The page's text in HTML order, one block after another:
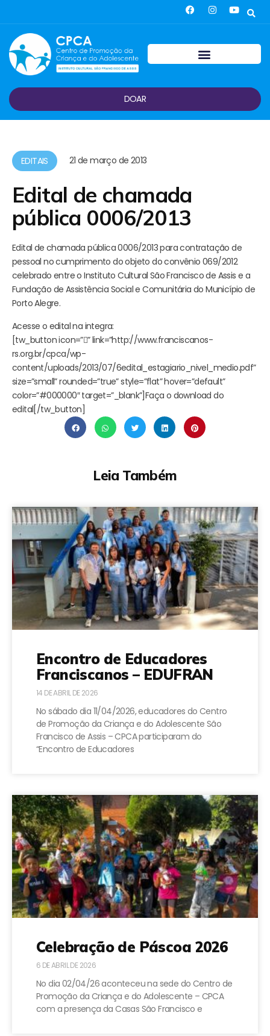
DOAR
EDITAIS 21 de março de 2013
Edital de chamada
pública 0006/2013
Edital de chamada pública 0006/2013 para contratação de
pessoal no cumprimento do objeto do convênio 069/2012
celebrado entre o Instituto Cultural São Francisco de Assis e a
Fundação de Assistência Social e Comunitária do Município de
Porto Alegre.
Acesse o edital na integra:
[tw_button icon=”” link=”http://www.franciscanos-
rs.org.br/cpca/wp-
content/uploads/2013/07/6edital_estagiario_nivel_medio.pdf”
size=”small” rounded=”true” style=”flat” hover=”default”
color=”#000000″ target=”_blank”]Faça o download do
edital[/tw_button]
Leia Também
Encontro de Educadores
Franciscanos – EDUFRAN
14 DE ABRIL DE 2026
No sábado dia 11/04/2026, educadores do Centro
de Promoção da Criança e do Adolescente São
Francisco de Assis – CPCA participaram do
“Encontro de Educadores
Celebração de Páscoa 2026
6 DE ABRIL DE 2026
No dia 02/04/26 aconteceu na sede do Centro de
Promoção da Criança e do Adolescente – CPCA
com a presença da Casas São Francisco e